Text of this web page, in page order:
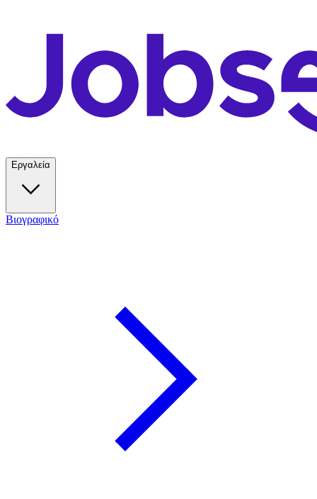
Εργαλεία
Βιογραφικό